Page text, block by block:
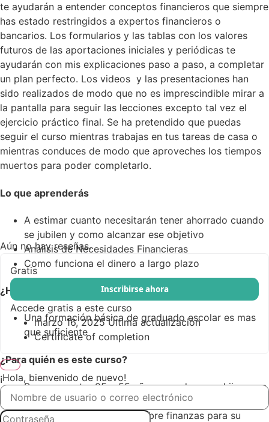
te ayudarán a entender conceptos financieros que siempre
has estado restringidos a expertos financieros o
bancarios. Los formularios y las tablas con los valores
futuros de las aportaciones iniciales y periódicas te
ayudarán con mis explicaciones paso a paso, a completar
un plan perfecto. Los videos y las presentaciones han
sido realizados de modo que no es imprescindible mirar a
la pantalla para seguir las lecciones excepto tal vez el
ejercicio práctico final. Se ha pretendido que puedas
seguir el curso mientras trabajas en tus tareas de casa o
mientras conduces de modo que aproveches los tiempos
muertos para poder completarlo.
Lo que aprenderás
A estimar cuanto necesitarán tener ahorrado cuando
se jubilen y como alcanzar ese objetivo
Análisis de Necesidades Financieras
Como funciona el dinero a largo plazo
¿Hay requisitos para realizar el curso?
Una formación básica de graduado escolar es mas
que suficiente
¿Para quién es este curso?
Personas entre 25 y 55 años, casados, con hijos, con
hipoteca, con ingresos estables
Interesados en aprender sobre finanzas para su
Aún no hay reseñas.
Gratis
Inscribirse ahora
Accede gratis a este curso
marzo 16, 2025 Última actualización
Certificate of completion
¡Hola, bienvenido de nuevo!